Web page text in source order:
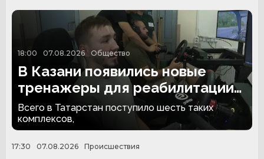
18:00 07.08.2026 Общество
В Казани появились новые
тренажеры для реабилитации
людей с ампутациями
Всего в Татарстан поступило шесть таких
комплексов,
17:30 07.08.2026 Происшествия